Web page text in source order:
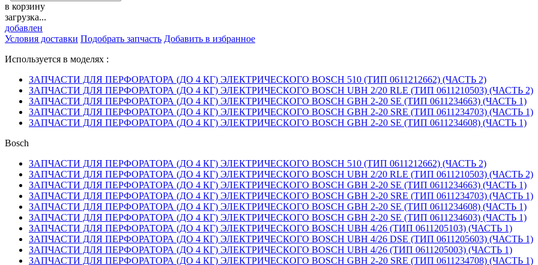
в корзину
загрузка...
добавлен
Условия доставки Подобрать запчасть Добавить в избранное
Используется в моделях :
ЗАПЧАСТИ ДЛЯ ПЕРФОРАТОРА (ДО 4 КГ) ЭЛЕКТРИЧЕСКОГО BOSCH 510 (ТИП 0611212662) (ЧАСТЬ 2)
ЗАПЧАСТИ ДЛЯ ПЕРФОРАТОРА (ДО 4 КГ) ЭЛЕКТРИЧЕСКОГО BOSCH UBH 2/20 RLE (ТИП 0611210503) (ЧАСТЬ 2)
ЗАПЧАСТИ ДЛЯ ПЕРФОРАТОРА (ДО 4 КГ) ЭЛЕКТРИЧЕСКОГО BOSCH GBH 2-20 SE (ТИП 0611234663) (ЧАСТЬ 1)
ЗАПЧАСТИ ДЛЯ ПЕРФОРАТОРА (ДО 4 КГ) ЭЛЕКТРИЧЕСКОГО BOSCH GBH 2-20 SRE (ТИП 0611234703) (ЧАСТЬ 1)
ЗАПЧАСТИ ДЛЯ ПЕРФОРАТОРА (ДО 4 КГ) ЭЛЕКТРИЧЕСКОГО BOSCH GBH 2-20 SE (ТИП 0611234608) (ЧАСТЬ 1)
Bosch
ЗАПЧАСТИ ДЛЯ ПЕРФОРАТОРА (ДО 4 КГ) ЭЛЕКТРИЧЕСКОГО BOSCH 510 (ТИП 0611212662) (ЧАСТЬ 2)
ЗАПЧАСТИ ДЛЯ ПЕРФОРАТОРА (ДО 4 КГ) ЭЛЕКТРИЧЕСКОГО BOSCH UBH 2/20 RLE (ТИП 0611210503) (ЧАСТЬ 2)
ЗАПЧАСТИ ДЛЯ ПЕРФОРАТОРА (ДО 4 КГ) ЭЛЕКТРИЧЕСКОГО BOSCH GBH 2-20 SE (ТИП 0611234663) (ЧАСТЬ 1)
ЗАПЧАСТИ ДЛЯ ПЕРФОРАТОРА (ДО 4 КГ) ЭЛЕКТРИЧЕСКОГО BOSCH GBH 2-20 SRE (ТИП 0611234703) (ЧАСТЬ 1)
ЗАПЧАСТИ ДЛЯ ПЕРФОРАТОРА (ДО 4 КГ) ЭЛЕКТРИЧЕСКОГО BOSCH GBH 2-20 SE (ТИП 0611234608) (ЧАСТЬ 1)
ЗАПЧАСТИ ДЛЯ ПЕРФОРАТОРА (ДО 4 КГ) ЭЛЕКТРИЧЕСКОГО BOSCH GBH 2-20 SE (ТИП 0611234603) (ЧАСТЬ 1)
ЗАПЧАСТИ ДЛЯ ПЕРФОРАТОРА (ДО 4 КГ) ЭЛЕКТРИЧЕСКОГО BOSCH UBH 4/26 (ТИП 0611205103) (ЧАСТЬ 1)
ЗАПЧАСТИ ДЛЯ ПЕРФОРАТОРА (ДО 4 КГ) ЭЛЕКТРИЧЕСКОГО BOSCH UBH 4/26 DSE (ТИП 0611205603) (ЧАСТЬ 1)
ЗАПЧАСТИ ДЛЯ ПЕРФОРАТОРА (ДО 4 КГ) ЭЛЕКТРИЧЕСКОГО BOSCH UBH 4/26 (ТИП 0611205003) (ЧАСТЬ 1)
ЗАПЧАСТИ ДЛЯ ПЕРФОРАТОРА (ДО 4 КГ) ЭЛЕКТРИЧЕСКОГО BOSCH GBH 2-20 SRE (ТИП 0611234708) (ЧАСТЬ 1)